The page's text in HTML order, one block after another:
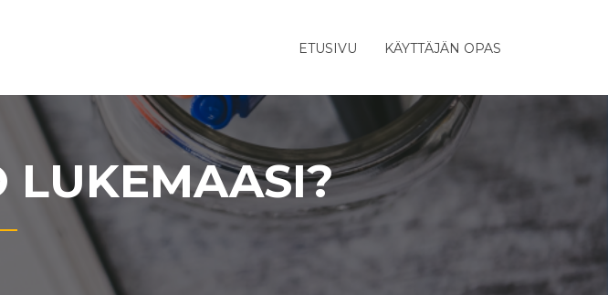
ETUSIVU KÄYTTÄJÄN OPAS
LUKEMAASI?